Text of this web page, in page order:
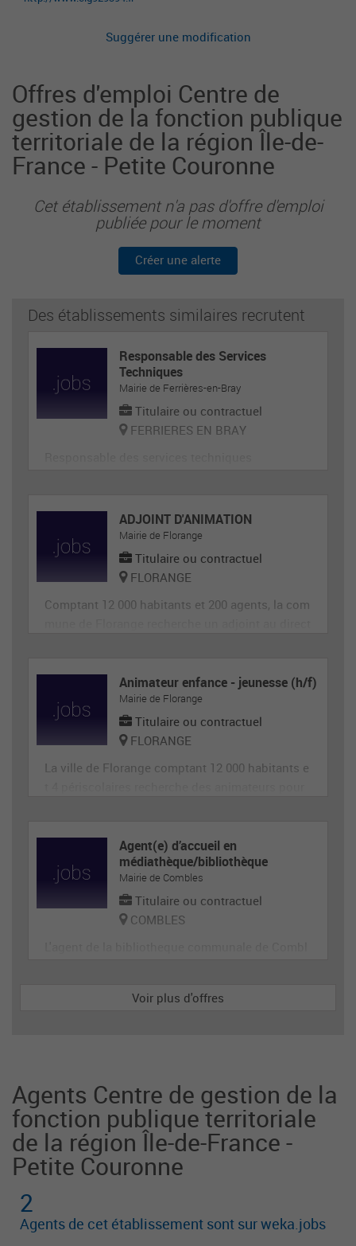
Suggérer une modification
Offres d'emploi Centre de
gestion de la fonction publique
territoriale de la région Île-de-
France - Petite Couronne
Cet établissement n'a pas d'offre d'emploi
publiée pour le moment
Créer une alerte
Des établissements similaires recrutent
Responsable des Services
Techniques
Mairie de Ferrières-en-Bray
Titulaire ou contractuel
FERRIERES EN BRAY
ADJOINT D'ANIMATION
Mairie de Florange
Titulaire ou contractuel
FLORANGE
Comptant 12 000 habitants et 200 agents, la com
en animation et de compétences administrative
s, ainsi qu'en gestion d’équipe et en communica
tion (poste de 28h
Animateur enfance - jeunesse (h/f)
Mairie de Florange
Titulaire ou contractuel
FLORANGE
La ville de Florange comptant 12 000 habitants e
t de la sécurité morale, physique et affective des
enfants. Il est responsable du groupe d'enfants
et
Agent(e) d’accueil en
médiathèque/bibliothèque
Mairie de Combles
Titulaire ou contractuel
COMBLES
des collections. Il assure le service de lecture pu
Voir plus d'offres
Agents Centre de gestion de la
fonction publique territoriale
de la région Île-de-France -
Petite Couronne
2
Agents de cet établissement sont sur weka.jobs